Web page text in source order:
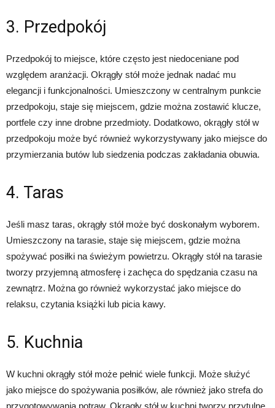
3. Przedpokój
Przedpokój to miejsce, które często jest niedoceniane pod
względem aranżacji. Okrągły stół może jednak nadać mu
elegancji i funkcjonalności. Umieszczony w centralnym punkcie
przedpokoju, staje się miejscem, gdzie można zostawić klucze,
portfele czy inne drobne przedmioty. Dodatkowo, okrągły stół w
przedpokoju może być również wykorzystywany jako miejsce do
przymierzania butów lub siedzenia podczas zakładania obuwia.
4. Taras
Jeśli masz taras, okrągły stół może być doskonałym wyborem.
Umieszczony na tarasie, staje się miejscem, gdzie można
spożywać posiłki na świeżym powietrzu. Okrągły stół na tarasie
tworzy przyjemną atmosferę i zachęca do spędzania czasu na
zewnątrz. Można go również wykorzystać jako miejsce do
relaksu, czytania książki lub picia kawy.
5. Kuchnia
W kuchni okrągły stół może pełnić wiele funkcji. Może służyć
jako miejsce do spożywania posiłków, ale również jako strefa do
przygotowywania potraw. Okrągły stół w kuchni tworzy przytulne